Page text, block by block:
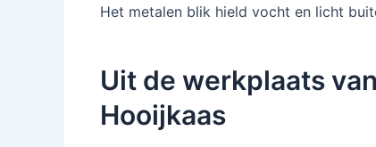
Het metalen blik hield vocht en licht
Uit de werkplaats
Hooijkaas